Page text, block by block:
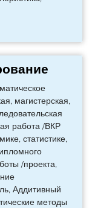
магистерская,
работа /ВКР
статистике,
/проекта,
Аддитивный
методы